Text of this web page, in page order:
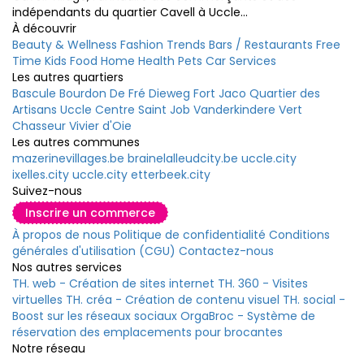
indépendants du quartier Cavell à Uccle...
À découvrir
Beauty & Wellness Fashion Trends Bars / Restaurants Free
Time Kids Food Home Health Pets Car Services
Les autres quartiers
Bascule Bourdon De Fré Dieweg Fort Jaco Quartier des
Artisans Uccle Centre Saint Job Vanderkindere Vert
Chasseur Vivier d'Oie
Les autres communes
mazerinevillages.be brainelalleudcity.be uccle.city
ixelles.city uccle.city etterbeek.city
Suivez-nous
Inscrire un commerce
À propos de nous Politique de confidentialité Conditions
générales d'utilisation (CGU) Contactez-nous
Nos autres services
TH. web - Création de sites internet TH. 360 - Visites
virtuelles TH. créa - Création de contenu visuel TH. social -
Boost sur les réseaux sociaux OrgaBroc - Système de
réservation des emplacements pour brocantes
Notre réseau